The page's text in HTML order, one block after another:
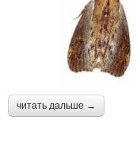
читать дальше →